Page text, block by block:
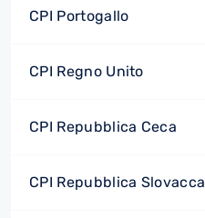
CPI Portogallo
CPI Regno Unito
CPI Repubblica Ceca
CPI Repubblica Slovacca